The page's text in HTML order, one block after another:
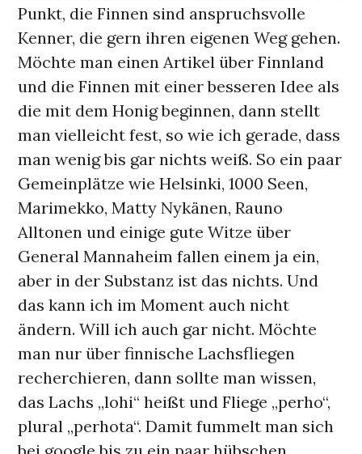
Punkt, die Finnen sind anspruchsvolle
Kenner, die gern ihren eigenen Weg gehen.
Möchte man einen Artikel über Finnland
und die Finnen mit einer besseren Idee als
die mit dem Honig beginnen, dann stellt
man vielleicht fest, so wie ich gerade, dass
man wenig bis gar nichts weiß. So ein paar
Gemeinplätze wie Helsinki, 1000 Seen,
Marimekko, Matty Nykänen, Rauno
Alltonen und einige gute Witze über
General Mannaheim fallen einem ja ein,
aber in der Substanz ist das nichts. Und
das kann ich im Moment auch nicht
ändern. Will ich auch gar nicht. Möchte
man nur über finnische Lachsfliegen
recherchieren, dann sollte man wissen,
das Lachs „lohi“ heißt und Fliege „perho“,
plural „perhota“. Damit fummelt man sich